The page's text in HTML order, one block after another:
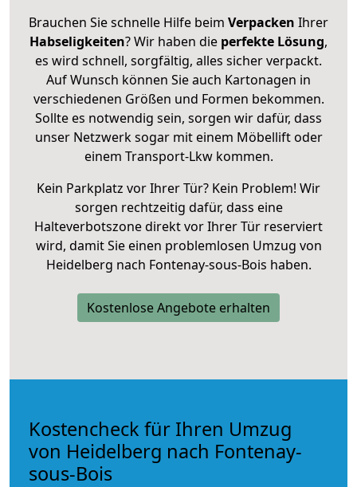
Brauchen Sie schnelle Hilfe beim Verpacken Ihrer
Habseligkeiten? Wir haben die perfekte Lösung,
es wird schnell, sorgfältig, alles sicher verpackt.
Auf Wunsch können Sie auch Kartonagen in
verschiedenen Größen und Formen bekommen.
Sollte es notwendig sein, sorgen wir dafür, dass
unser Netzwerk sogar mit einem Möbellift oder
einem Transport-Lkw kommen.
Kein Parkplatz vor Ihrer Tür? Kein Problem! Wir
sorgen rechtzeitig dafür, dass eine
Halteverbotszone direkt vor Ihrer Tür reserviert
wird, damit Sie einen problemlosen Umzug von
Heidelberg nach Fontenay-sous-Bois haben.
Kostenlose Angebote erhalten
Kostencheck für Ihren Umzug
von Heidelberg nach Fontenay-
sous-Bois